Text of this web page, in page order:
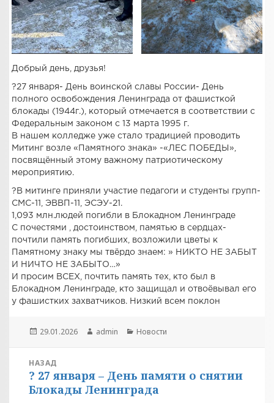
Добрый день, друзья!
?️27 января- День воинской славы России- День
полного освобождения Ленинграда от фашисткой
блокады (1944г.), который отмечается в соответствии с
Федеральным законом с 13 марта 1995 г.
В нашем колледже уже стало традицией проводить
Митинг возле «Памятного знака» -«ЛЕС ПОБЕДЫ»,
посвящённый этому важному патриотическому
мероприятию.
?В митинге приняли участие педагоги и студенты групп-
СМС-11, ЭВВП-11, ЭСЭУ-21.
1,093 млн.людей погибли в Блокадном Ленинграде
С почестями , достоинством, памятью в сердцах-
почтили память погибших, возложили цветы к
Памятному знаку мы твёрдо знаем: » НИКТО НЕ ЗАБЫТ
И НИЧТО НЕ ЗАБЫТО…»
И просим ВСЕХ, почтить память тех, кто был в
Блокадном Ленинграде, кто защищал и отвоёвывал его
у фашистких захватчиков. Низкий всем поклон
Опубликовано
29.01.2026 Автор
admin Рубрики
Новости
Навигация
по
записям
НАЗАД
Предыдущая
запись:
? 27 января – День памяти о снятии
Блокады Ленинграда